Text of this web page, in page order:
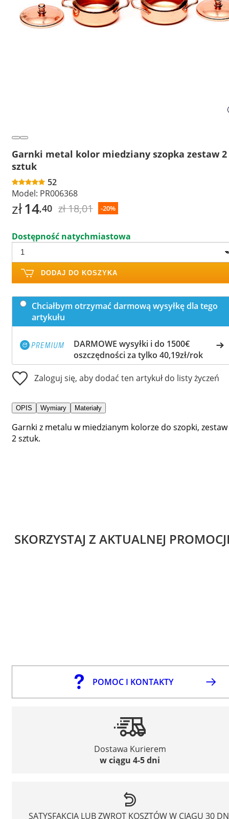
Garnki metal kolor miedziany szopka zestaw 2
sztuk
52
Model: PR006368
zł14,40 zł 18,01 -20%
Dostępność natychmiastowa
DODAJ DO KOSZYKA
Chciałbym otrzymać darmową wysyłkę dla tego
artykułu
DARMOWE wysyłki i do 1500€
oszczędności za tylko 40,19zł/rok
Zaloguj się, aby dodać ten artykuł do listy życzeń
OPIS Wymiary Materiały
Garnki z metalu w miedzianym kolorze do szopki, zestaw
2 sztuk.
SKORZYSTAJ Z AKTUALNEJ
POMOC I KONTAKTY
Dostawa Kurierem
w ciągu 4-5 dni
SATYSFAKCJA LUB ZWROT KOSZTÓW W CIĄGU 30